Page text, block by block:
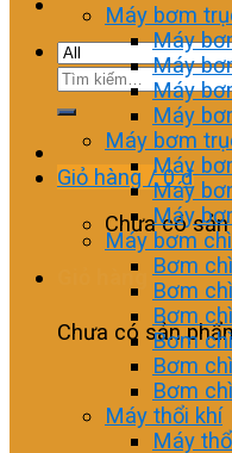
Tìm
Giỏ hàng /0₫
Chưa có
Giỏ hàng
Chưa có sản
Máy bơm
Máy
Máy
Máy
Máy
Máy bơm
Máy
Máy
Máy
Máy bơm
Bơm
Bơm
Bơm
Bơm
Bơm
Bơm
Máy thổi khí
Máy